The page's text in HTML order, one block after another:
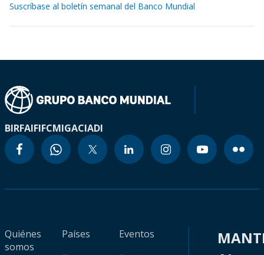
Suscríbase al boletín semanal del Banco Mundial
BIRFAIFIFCMIGACIADI
Quiénes
somos
Países
Eventos